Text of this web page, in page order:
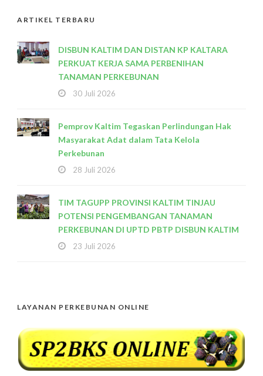
ARTIKEL TERBARU
DISBUN KALTIM DAN DISTAN KP KALTARA
PERKUAT KERJA SAMA PERBENIHAN
TANAMAN PERKEBUNAN
30 Juli 2026
Pemprov Kaltim Tegaskan Perlindungan Hak
Masyarakat Adat dalam Tata Kelola
Perkebunan
28 Juli 2026
TIM TAGUPP PROVINSI KALTIM TINJAU
POTENSI PENGEMBANGAN TANAMAN
PERKEBUNAN DI UPTD PBTP DISBUN KALTIM
23 Juli 2026
LAYANAN PERKEBUNAN ONLINE